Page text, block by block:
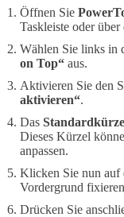
Öffnen Sie
Taskleiste oder über
Wählen Sie links in
on Top“ aus.
Aktivieren Sie den
aktivieren“.
Das
Dieses Kürzel
anpassen.
Klicken Sie nun auf
Vordergrund
Drücken Sie